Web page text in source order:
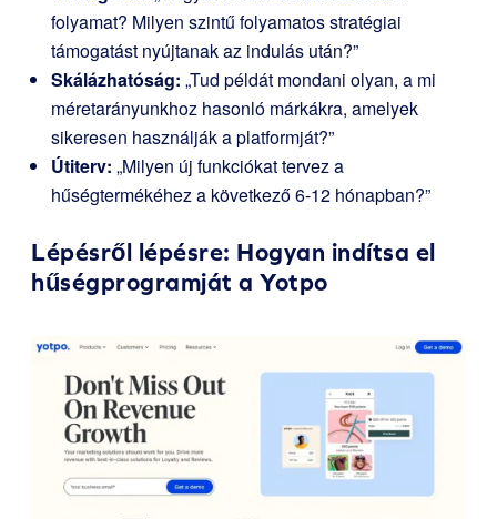
folyamat? Milyen szintű folyamatos stratégiai
támogatást nyújtanak az indulás után?”
Skálázhatóság: „Tud példát mondani olyan, a mi
méretarányunkhoz hasonló márkákra, amelyek
sikeresen használják a platformját?”
Útiterv: „Milyen új funkciókat tervez a
hűségtermékéhez a következő 6-12 hónapban?”
Lépésről lépésre: Hogyan indítsa el
hűségprogramját a Yotpo